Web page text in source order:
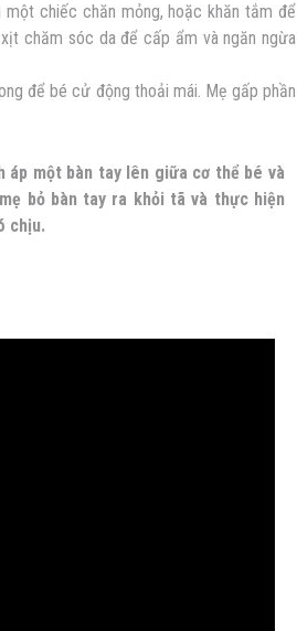
một chiếc chăn mỏng, hoặc khăn tắm để
chăm sóc da để cấp ẩm và ngăn ngừa
để bé cử động thoải mái. Mẹ gấp phần
áp một bàn tay lên giữa cơ thể bé và
bỏ bàn tay ra khỏi tã và thực hiện
chịu.